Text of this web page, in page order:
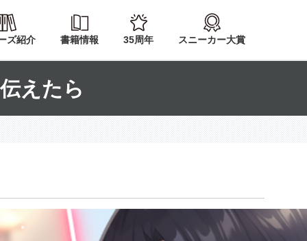
ズ紹介 書籍情報 35周年 スニーカー大賞
えたら